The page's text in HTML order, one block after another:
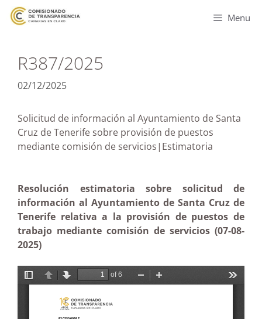
Menu
R387/2025
02/12/2025
Solicitud de información al Ayuntamiento de Santa
Cruz de Tenerife sobre provisión de puestos
mediante comisión de servicios|Estimatoria
Resolución estimatoria sobre solicitud de
información al Ayuntamiento de Santa Cruz de
Tenerife relativa a la provisión de puestos de
trabajo mediante comisión de servicios (07-08-
2025)